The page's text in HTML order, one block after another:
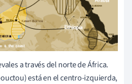
a través del norte de África.
está en el centro-izquierda,